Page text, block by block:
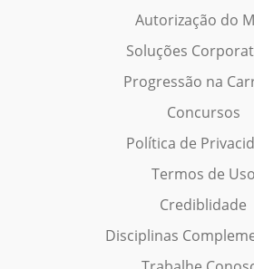
Autorização do
Soluções
Progressão na
Concursos
Política de
Termos de Uso
Crediblidade
Disciplinas